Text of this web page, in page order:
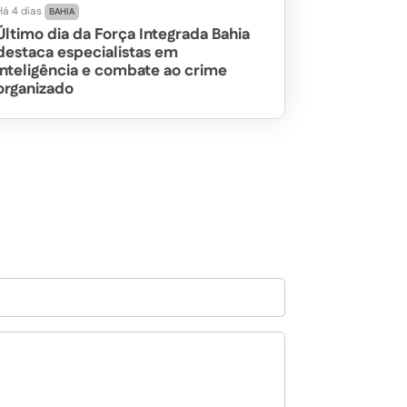
4 dias BAHIA
dia da Força Integrada Bahia
especialistas em
e combate ao crime